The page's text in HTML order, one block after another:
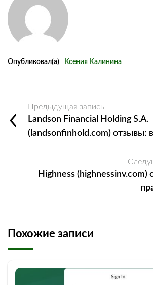
Опубликовал(а) Ксения Калинина
Предыдущая запись
Landson Financial Holding S.A.
(landsonfinhold.com) отзывы:
Highness (highnessinv.com)
Похожие записи